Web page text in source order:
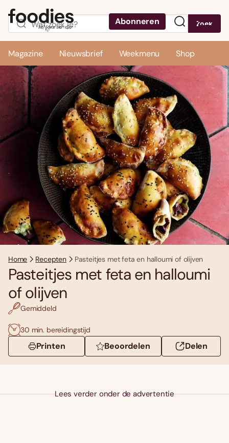
Abonneren Zoek
Magazine Nieuwsbrief Weekmenu Shop
Home Recepten Pasteitjes met feta en halloumi of olijven
Pasteitjes met feta en halloumi
of olijven
Gemiddeld
30 min. bereidingstijd
Printen Beoordelen Delen
Lees verder onder de advertentie